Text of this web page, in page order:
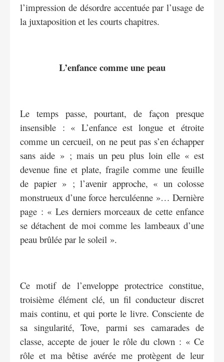
l’impression de désordre accentuée par l’usage de
la juxtaposition et les courts chapitres.
L’enfance comme une peau
Le temps passe, pourtant, de façon presque
insensible : « L’enfance est longue et étroite
comme un cercueil, on ne peut pas s’en échapper
sans aide » ; mais un peu plus loin elle « est
devenue fine et plate, fragile comme une feuille
de papier » ; l’avenir approche, « un colosse
monstrueux d’une force herculéenne »… Dernière
page : « Les derniers morceaux de cette enfance
se détachent de moi comme les lambeaux d’une
peau brûlée par le soleil ».
Ce motif de l’enveloppe protectrice constitue,
troisième élément clé, un fil conducteur discret
mais continu, et qui porte le livre. Consciente de
sa singularité, Tove, parmi ses camarades de
classe, accepte de jouer le rôle du clown : « Ce
rôle et ma bêtise avérée me protègent de leur